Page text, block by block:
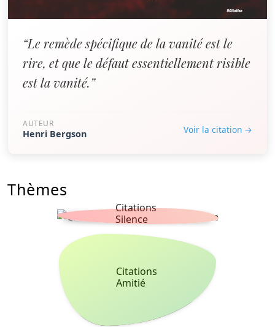
“Le remède spécifique de la vanité est le
rire, et que le défaut essentiellement risible
est la vanité.”
AUTEUR
Henri Bergson Voir la citation →
Thèmes
Citations
Silence
Citations
Amitié